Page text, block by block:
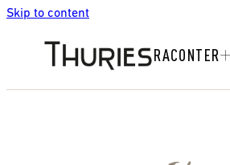
Skip to content
RACONTER